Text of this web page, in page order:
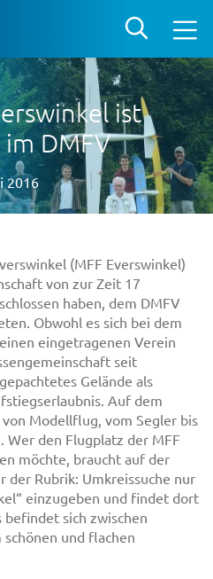
ist
DMFV
2016
(MFF Everswinkel)
von zur Zeit 17
haben, dem DMFV
Obwohl es sich bei dem
eingetragenen Verein
seit
Gelände als
Auf dem
Modellflug, vom Segler bis
den Flugplatz der MFF
möchte, braucht auf der
der Rubrik: Umkreissuche nur
einzugeben und findet dort
befindet sich zwischen
und flachen